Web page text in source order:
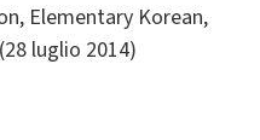
Elementary Korean,
luglio 2014)